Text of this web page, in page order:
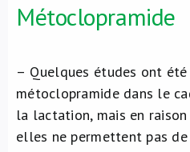
Métoclopramide
– Quelques études ont
métoclopramide dans le
la lactation, mais en
elles ne permettent pas